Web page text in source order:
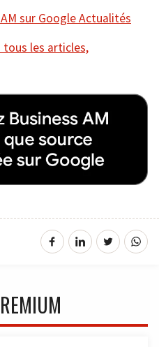
sur Google Actualités
tous les articles,